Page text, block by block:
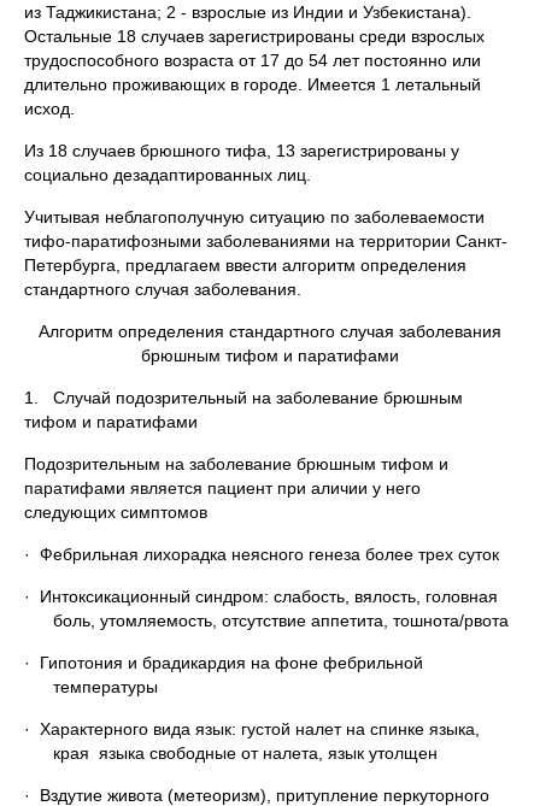
из Таджикистана; 2 - взрослые из Индии и Узбекистана).
Остальные 18 случаев зарегистрированы среди взрослых
трудоспособного возраста от 17 до 54 лет постоянно или
длительно проживающих в городе. Имеется 1 летальный
исход.
Из 18 случаев брюшного тифа, 13 зарегистрированы у
социально дезадаптированных лиц.
Учитывая неблагополучную ситуацию по заболеваемости
тифо-паратифозными заболеваниями на территории Санкт-
Петербурга, предлагаем ввести алгоритм определения
стандартного случая заболевания.
Алгоритм определения стандартного случая заболевания
брюшным тифом и паратифами
1. Случай подозрительный на заболевание брюшным
тифом и паратифами
Подозрительным на заболевание брюшным тифом и
паратифами является пациент при аличии у него
следующих симптомов
· Фебрильная лихорадка неясного генеза более трех суток
· Интоксикационный синдром: слабость, вялость, головная
боль, утомляемость, отсутствие аппетита, тошнота/рвота
· Гипотония и брадикардия на фоне фебрильной
температуры
· Характерного вида язык: густой налет на спинке языка,
края языка свободные от налета, язык утолщен
· Вздутие живота (метеоризм), притупление перкуторного